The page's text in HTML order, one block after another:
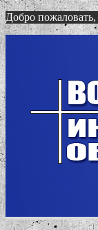
Добро пожаловать,